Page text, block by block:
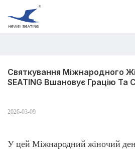
Святкування Міжнародного
SEATING Вшановує Грацію Та
2026-03-09
У цей Міжнародний жіночий